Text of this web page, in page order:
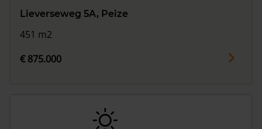
Lieverseweg 5A, Peize
451 m2
€ 875.000